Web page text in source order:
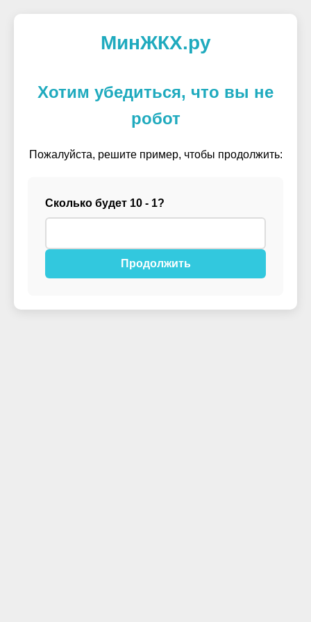
МинЖКХ.ру
Хотим убедиться, что вы не
робот
Пожалуйста, решите пример, чтобы продолжить:
Сколько будет 10 - 1?
Продолжить